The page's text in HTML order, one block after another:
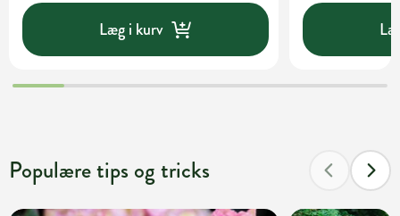
Læg i kurv
Populære tips og tricks